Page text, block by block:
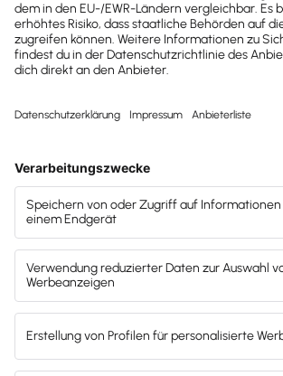
Betriebswirtschaftliche